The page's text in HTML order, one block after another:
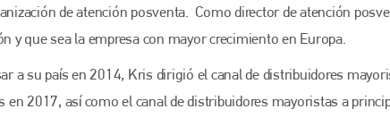
de atención posventa. Como director de atención
y que sea la empresa con mayor crecimiento en Europa.
a su país en 2014, Kris dirigió el canal de distribuidores
en 2017, así como el canal de distribuidores mayoristas a